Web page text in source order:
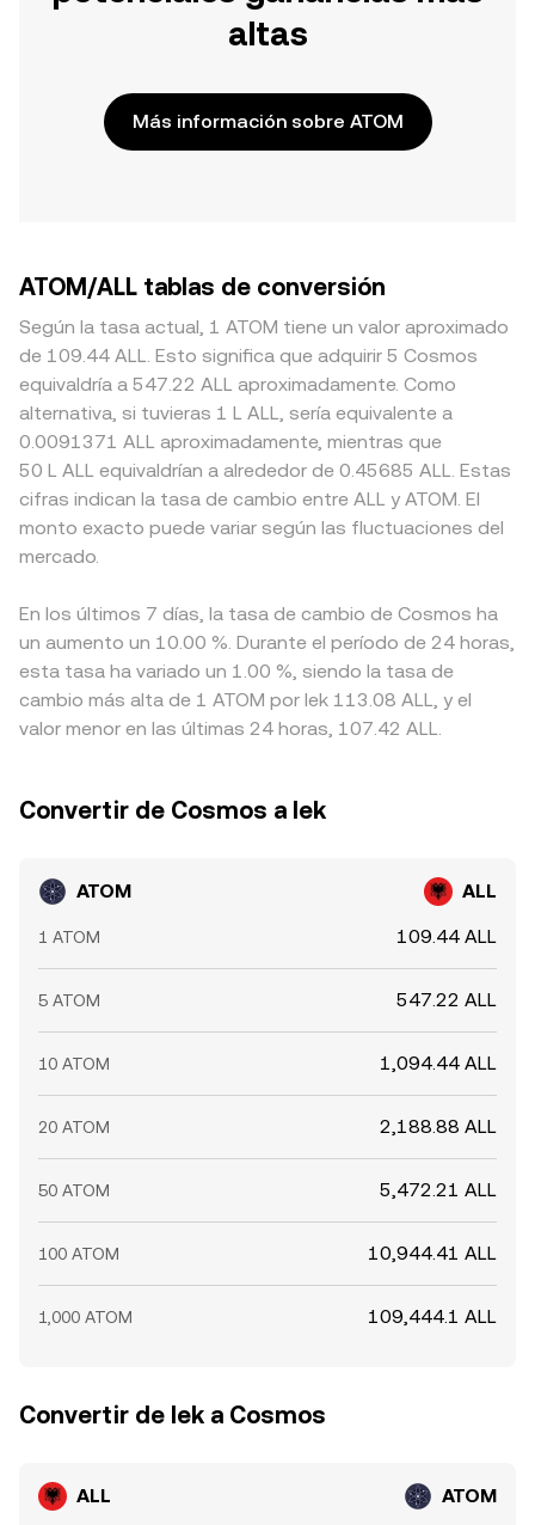
altas
Más información sobre ATOM
ATOM/ALL tablas de conversión
Según la tasa actual, 1 ATOM tiene un valor aproximado
de 109.44 ALL. Esto significa que adquirir 5 Cosmos
equivaldría a 547.22 ALL aproximadamente. Como
alternativa, si tuvieras 1 L ALL, sería equivalente a
0.0091371 ALL aproximadamente, mientras que
50 L ALL equivaldrían a alrededor de 0.45685 ALL. Estas
cifras indican la tasa de cambio entre ALL y ATOM. El
monto exacto puede variar según las fluctuaciones del
mercado.
En los últimos 7 días, la tasa de cambio de Cosmos ha
un aumento un 10.00 %. Durante el período de 24 horas,
esta tasa ha variado un 1.00 %, siendo la tasa de
cambio más alta de 1 ATOM por lek 113.08 ALL, y el
valor menor en las últimas 24 horas, 107.42 ALL.
Convertir de Cosmos a lek
ATOM ALL
1 ATOM 109.44 ALL
5 ATOM 547.22 ALL
10 ATOM 1,094.44 ALL
20 ATOM 2,188.88 ALL
50 ATOM 5,472.21 ALL
100 ATOM 10,944.41 ALL
1,000 ATOM 109,444.1 ALL
Convertir de lek a Cosmos
ALL ATOM